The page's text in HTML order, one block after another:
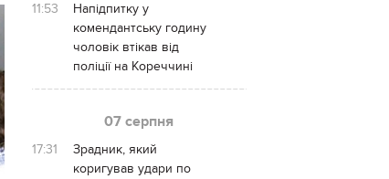
11:53
Напідпитку у
комендантську годину
чоловік втікав від
поліції на Кореччині
07 серпня
17:31
Зрадник, який
коригував удари по